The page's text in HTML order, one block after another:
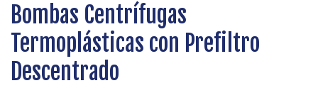
Bombas Centrífugas
Termoplásticas con Prefiltro
Descentrado